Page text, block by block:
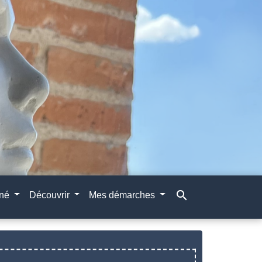
Découvrir Mes démarches search